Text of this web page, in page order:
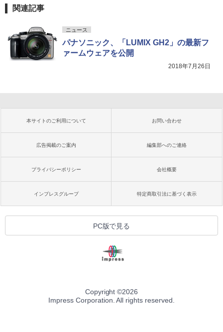
関連記事
ニュース
パナソニック、「LUMIX GH2」の最新フ
ァームウェアを公開
2018年7月26日
本サイトのご利用について お問い合わせ
広告掲載のご案内 編集部へのご連絡
プライバシーポリシー 会社概要
インプレスグループ 特定商取引法に基づく表示
PC版で見る
Copyright ©2026
Impress Corporation. All rights reserved.